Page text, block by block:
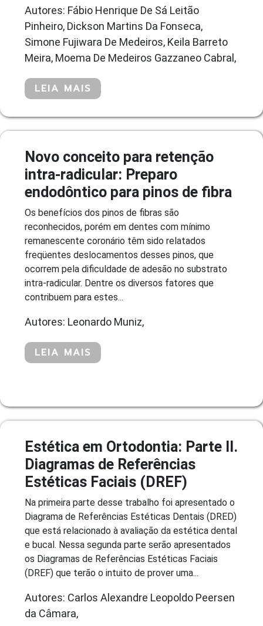
Autores: Fábio Henrique De Sá Leitão
Pinheiro, Dickson Martins Da Fonseca,
Simone Fujiwara De Medeiros, Keila Barreto
Meira, Moema De Medeiros Gazzaneo Cabral,
LEIA MAIS
Novo conceito para retenção
intra-radicular: Preparo
endodôntico para pinos de fibra
Os benefícios dos pinos de fibras são
reconhecidos, porém em dentes com mínimo
remanescente coronário têm sido relatados
freqüentes deslocamentos desses pinos, que
ocorrem pela dificuldade de adesão no substrato
intra-radicular. Dentre os diversos fatores que
contribuem para estes...
Autores: Leonardo Muniz,
LEIA MAIS
Estética em Ortodontia: Parte II.
Diagramas de Referências
Estéticas Faciais (DREF)
Na primeira parte desse trabalho foi apresentado o
Diagrama de Referências Estéticas Dentais (DRED)
que está relacionado à avaliação da estética dental
e bucal. Nessa segunda parte serão apresentados
os Diagramas de Referências Estéticas Faciais
(DREF) que terão o intuito de prover uma...
Autores: Carlos Alexandre Leopoldo Peersen
da Câmara,